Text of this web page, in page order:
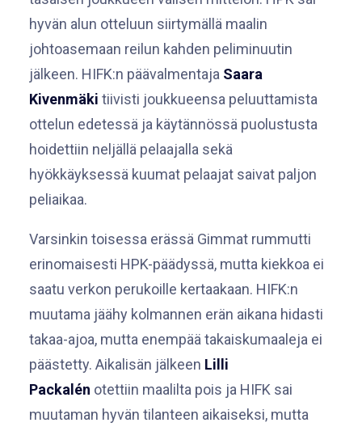
hyvän alun otteluun siirtymällä maalin
johtoasemaan reilun kahden peliminuutin
jälkeen. HIFK:n päävalmentaja Saara
Kivenmäki tiivisti joukkueensa peluuttamista
ottelun edetessä ja käytännössä puolustusta
hoidettiin neljällä pelaajalla sekä
hyökkäyksessä kuumat pelaajat saivat paljon
peliaikaa.
Varsinkin toisessa erässä Gimmat rummutti
erinomaisesti HPK-päädyssä, mutta kiekkoa ei
saatu verkon perukoille kertaakaan. HIFK:n
muutama jäähy kolmannen erän aikana hidasti
takaa-ajoa, mutta enempää takaiskumaaleja ei
päästetty. Aikalisän jälkeen Lilli
Packalén otettiin maalilta pois ja HIFK sai
muutaman hyvän tilanteen aikaiseksi, mutta